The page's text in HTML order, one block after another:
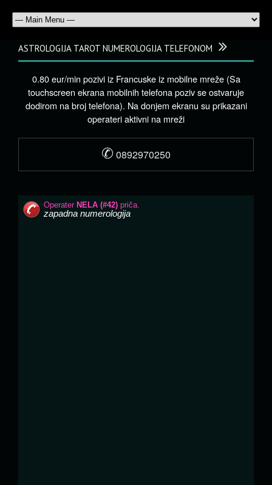
ASTROLOGIJA TAROT NUMEROLOGIJA TELEFONOM
0.80 eur/min pozivi iz Francuske iz mobilne mreže (Sa
touchscreen ekrana mobilnih telefona poziv se ostvaruje
dodirom na broj telefona). Na donjem ekranu su prikazani
operateri aktivni na mreži
✆ 0892970250